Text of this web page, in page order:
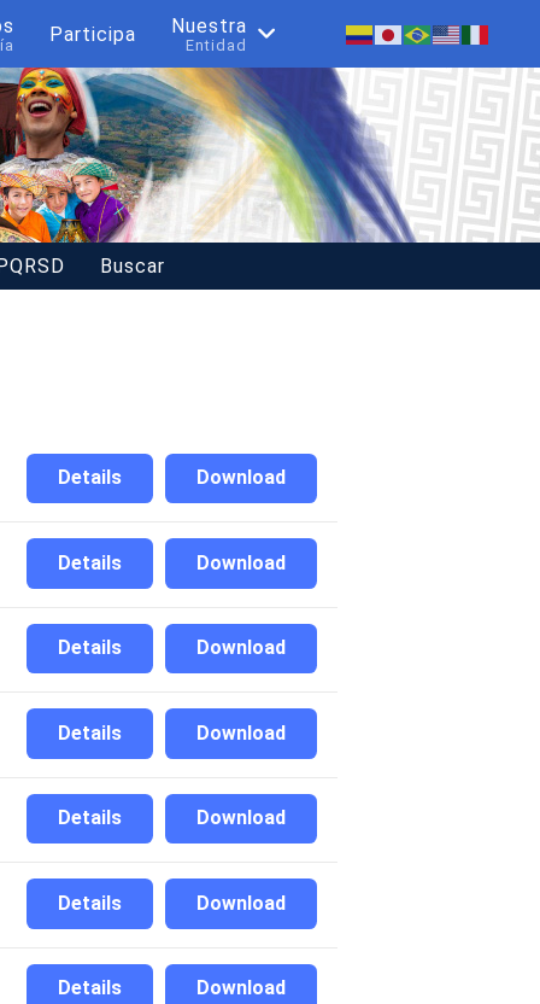
Participa Nuestra
Entidad
Buscar
Download
Details
Download
Details
Download
Details
Download
Details
Download
Details
Download
Details
Download
Details